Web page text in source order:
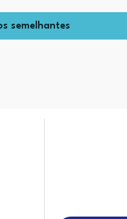
semelhantes